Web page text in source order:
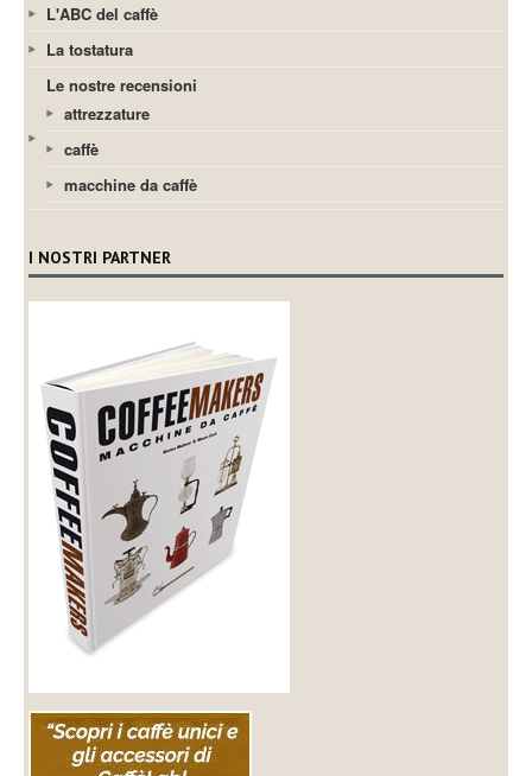
L'ABC del caffè
La tostatura
Le nostre recensioni
attrezzature
caffè
macchine da caffè
I NOSTRI PARTNER